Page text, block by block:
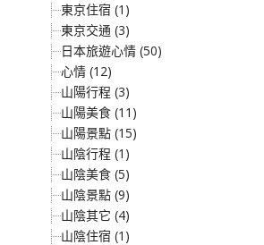
東京住宿 (1)
東京交通 (3)
日本旅遊心情 (50)
心情 (12)
山陽行程 (3)
山陽美食 (11)
山陽景點 (15)
山陰行程 (1)
山陰美食 (5)
山陰景點 (9)
山陰其它 (4)
山陰住宿 (1)